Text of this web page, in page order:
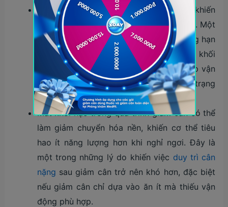
Cắt giảm năng lượng quá mạnh có thể khiến
cơ thể mất khối nạc, không chỉ giảm mỡ. Một
nghiên cứu ghi nhận nhóm giảm cân bằng hạn
chế calo bị giảm khối nạc toàn thân và khối
nạc chi dưới, trong khi nhóm có kết hợp vận
động được bảo vệ tốt hơn trước tình trạng
này.
Mất khối nạc trong quá trình giảm cân có thể
làm giảm chuyển hóa nền, khiến cơ thể tiêu
hao ít năng lượng hơn khi nghỉ ngơi. Đây là
một trong những lý do khiến việc duy trì cân
nặng sau giảm cân trở nên khó hơn, đặc biệt
nếu giảm cân chỉ dựa vào ăn ít mà thiếu vận
động phù hợp.